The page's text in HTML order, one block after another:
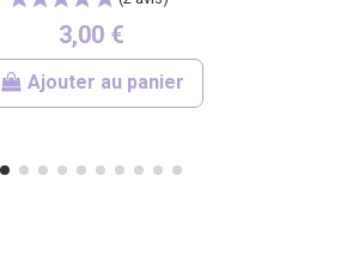
3,00 €
Ajouter au panier